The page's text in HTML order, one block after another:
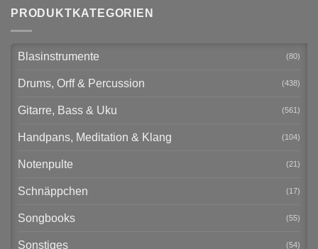
PRODUKTKATEGORIEN
Blasinstrumente (80)
Drums, Orff & Percussion (438)
Gitarre, Bass & Uku (561)
Handpans, Meditation & Klang (104)
Notenpulte (21)
Schnäppchen (17)
Songbooks (55)
Sonstiges (54)